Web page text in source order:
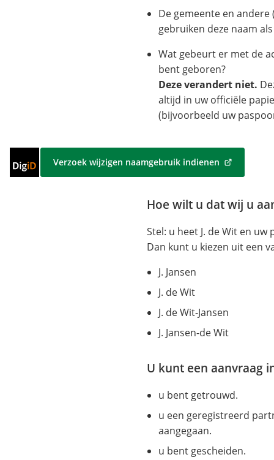
De gemeente en
gebruiken deze naam
Wat gebeurt er met de
bent geboren?
Deze verandert niet.
altijd in uw officiële
(bijvoorbeeld uw
met
Verzoek wijzigen naamgebruik indienen
(Verwijst
Hoe wilt u dat wij u
Stel: u heet J. de Wit en uw
Dan kunt u kiezen uit een
J. Jansen
J. de Wit
J. de Wit-Jansen
J. Jansen-de Wit
U kunt een aanvraag
u bent getrouwd.
u een geregistreerd
aangegaan.
u bent gescheiden.